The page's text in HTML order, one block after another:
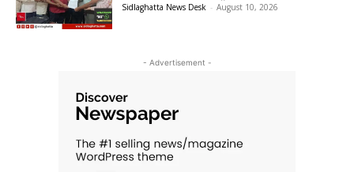
Sidlaghatta News Desk - August 10, 2026
- Advertisement -